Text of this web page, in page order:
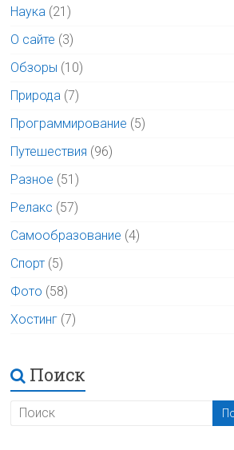
Наука (21)
О сайте (3)
Обзоры (10)
Природа (7)
Программирование (5)
Путешествия (96)
Разное (51)
Релакс (57)
Самообразование (4)
Спорт (5)
Фото (58)
Хостинг (7)
Поиск